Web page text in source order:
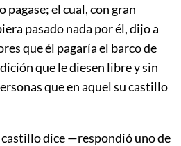
pagase; el cual, con gran
pasado nada por él, dijo a
que él pagaría el barco de
que le diesen libre y sin
que en aquel su castillo
castillo dice —respondió uno de